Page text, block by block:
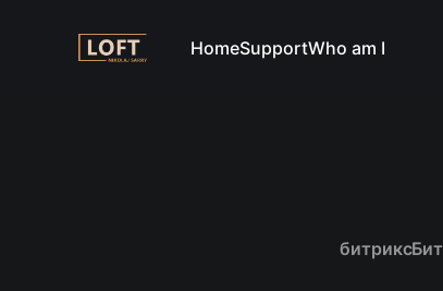
HomeSupportWho am I
битрикс